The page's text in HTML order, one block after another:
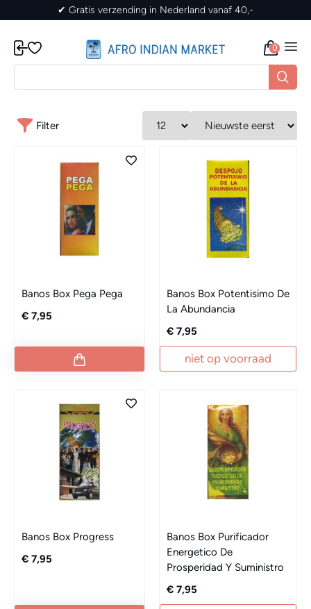
✔ Gratis verzending in Nederland vanaf 40,-
0
Filter
Banos Box Pega Pega
€ 7,95
Banos Box Potentisimo De
La Abundancia
€ 7,95
niet op voorraad
Banos Box Progress
€ 7,95
Banos Box Purificador
Energetico De
Prosperidad Y Suministro
€ 7,95